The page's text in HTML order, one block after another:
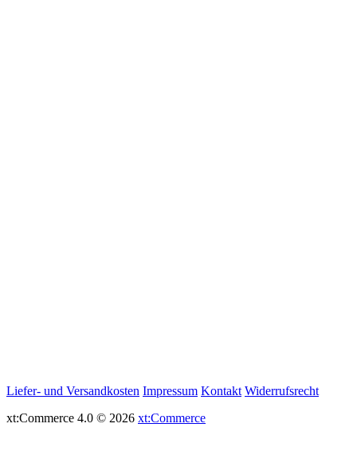
Liefer- und Versandkosten Impressum Kontakt Widerrufsrecht
xt:Commerce 4.0 © 2026 xt:Commerce